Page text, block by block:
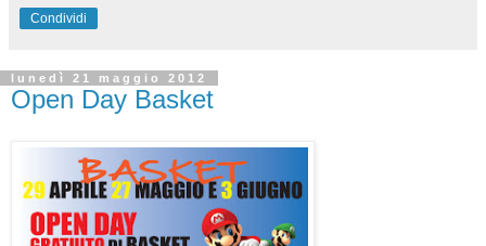
Condividi
lunedì 21 maggio 2012
Open Day Basket